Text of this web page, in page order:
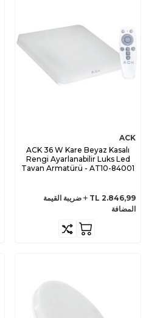
ACK
ACK 36 W Kare Beyaz Kasalı
Rengi Ayarlanabilir Luks Led
Tavan Armatürü - AT10-84001
2.846,99
ضريبة القيمة
المضافة